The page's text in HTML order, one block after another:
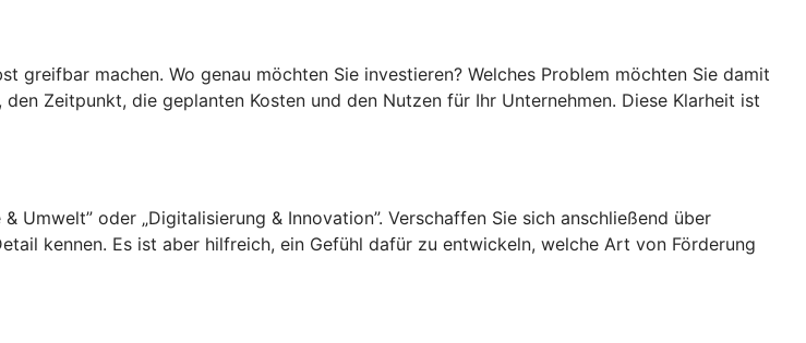
machen. Wo genau möchten Sie investieren? Welches Problem möchten Sie damit
Zeitpunkt, die geplanten Kosten und den Nutzen für Ihr Unternehmen. Diese Klarheit ist
Umwelt” oder „Digitalisierung & Innovation”. Verschaffen Sie sich anschließend über
kennen. Es ist aber hilfreich, ein Gefühl dafür zu entwickeln, welche Art von Förderung